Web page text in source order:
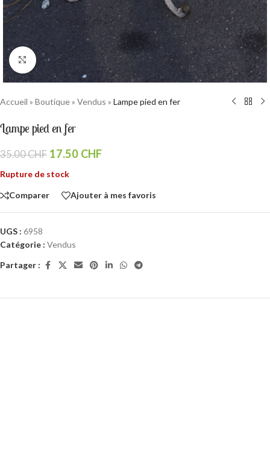
Cliquez pour agrandir
Accueil » Boutique» Vendus » Lampe pied en fer
Lampe pied en fer
35.00CHF 17.50 CHF
Rupture de stock
Comparer Ajouter à mes favoris
UGS : 6958
Catégorie : Vendus
Partager :